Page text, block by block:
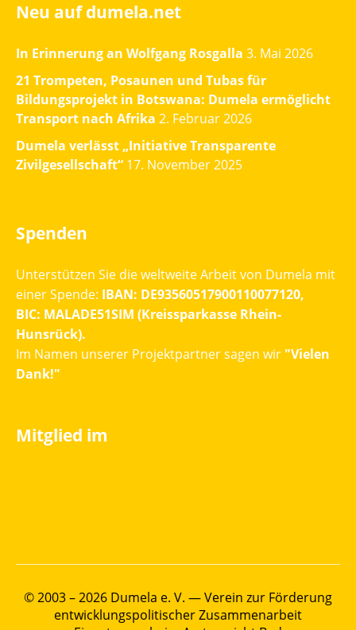
Neu auf dumela.net
In Erinnerung an Wolfgang Rosgalla 3. Mai 2026
21 Trompeten, Posaunen und Tubas für
Bildungsprojekt in Botswana: Dumela ermöglicht
Transport nach Afrika 2. Februar 2026
Dumela verlässt „Initiative Transparente
Zivilgesellschaft“ 17. November 2025
Spenden
Unterstützen Sie die weltweite Arbeit von Dumela mit
einer Spende: IBAN: DE93560517900110077120,
BIC: MALADE51SIM (Kreissparkasse Rhein-
Hunsrück).
Im Namen unserer Projektpartner sagen wir "Vielen
Dank!"
Mitglied im
© 2003 – 2026 Dumela e. V. — Verein zur Förderung
entwicklungspolitischer Zusammenarbeit